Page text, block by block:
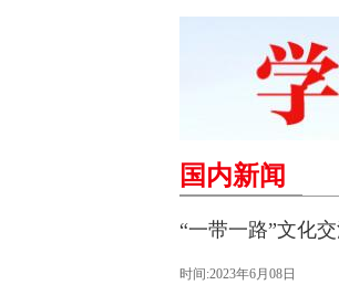
国内新闻
“一带一路”文化
时间:2023年6月08日